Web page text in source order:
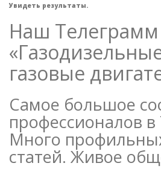
Увидеть результаты.
Наш Телеграмм
газовые
Самое большое
профессионалов
Много
статей. Живое